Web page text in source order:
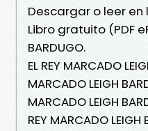
Descargar o leer en
Libro gratuito (PDF
BARDUGO.
EL REY MARCADO
MARCADO LEIGH
MARCADO LEIGH
REY MARCADO